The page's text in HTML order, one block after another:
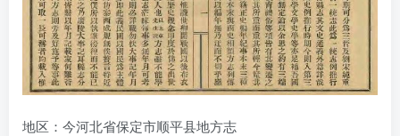
地区：今河北省保定市顺平县地方志